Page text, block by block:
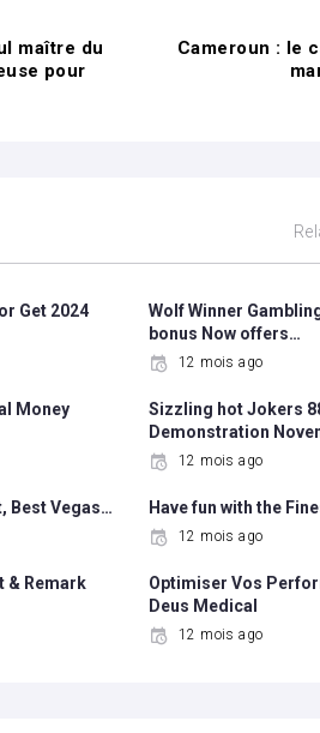
maître du
pour
Cameroun : le
Get 2024
Wolf Winner
bonus Now offers…
12 mois ago
Money
Sizzling hot Jokers
Demonstration
12 mois ago
Best Vegas… Have fun with the
12 mois ago
& Remark
Optimiser Vos
Deus Medical
12 mois ago